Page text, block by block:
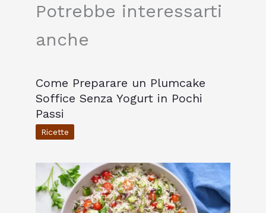
Potrebbe interessarti
anche
Come Preparare un Plumcake
Soffice Senza Yogurt in Pochi
Passi
Ricette